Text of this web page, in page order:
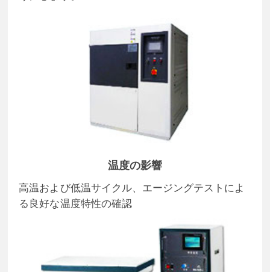
温度の影響
高温および低温サイクル、エージングテストによ
る良好な温度特性の確認